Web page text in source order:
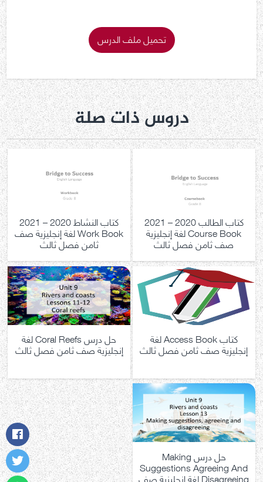
تحميل ملف الدرس
دروس ذات صلة
كتاب الطالب 2020 – 2021
Course Book لغة إنجليزية
صف ثامن فصل ثالث
كتاب النشاط 2020 – 2021
Work Book لغة إنجليزية صف
ثامن فصل ثالث
كتاب Access Book لغة
إنجليزية صف ثامن فصل ثالث
حل درس Coral Reefs لغة
إنجليزية صف ثامن فصل ثالث
حل درس Making
Suggestions Agreeing And
Disagreeing لغة إنجليزية صف